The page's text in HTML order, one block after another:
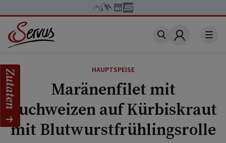
Account
HAUPTSPEISE
Maränenfilet mit
Buchweizen auf Kürbiskraut
mit Blutwurstfrühlingsrolle
Zutaten